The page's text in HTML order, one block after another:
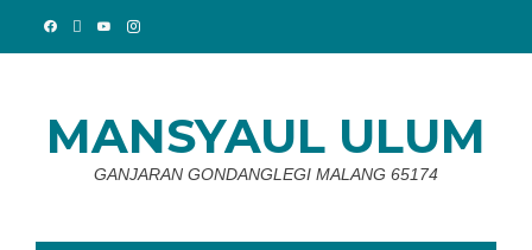
MANSYAUL ULUM
GANJARAN GONDANGLEGI MALANG 65174